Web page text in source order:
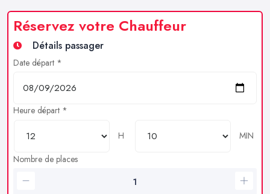
Réservez votre Chauffeur
Détails passager
Date départ *
Heure départ *
H
MIN
Nombre de places